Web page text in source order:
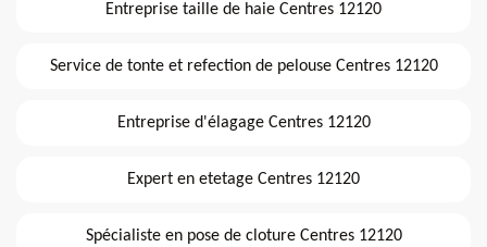
Entreprise taille de haie Centres 12120
Service de tonte et refection de pelouse Centres 12120
Entreprise d'élagage Centres 12120
Expert en etetage Centres 12120
Spécialiste en pose de cloture Centres 12120